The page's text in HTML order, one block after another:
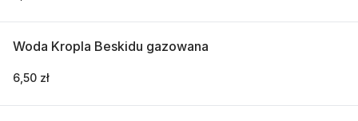
Woda Kropla Beskidu gazowana
6,50 zł